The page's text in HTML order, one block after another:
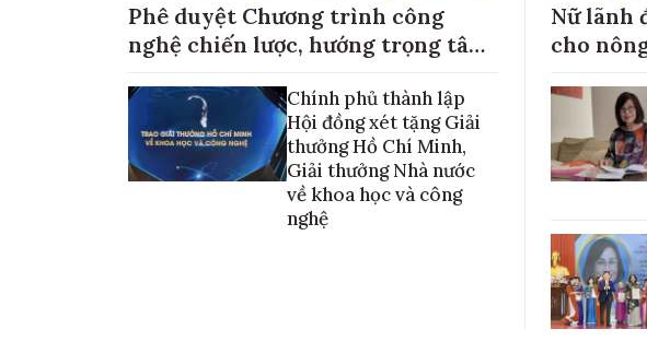
Phê duyệt Chương trình công
nghệ chiến lược, hướng trọng tâm
Chính phủ thành lập
Hội đồng xét tặng Giải
thưởng Hồ Chí Minh,
Giải thưởng Nhà nước
về khoa học và công
nghệ
Nữ lãnh
cho